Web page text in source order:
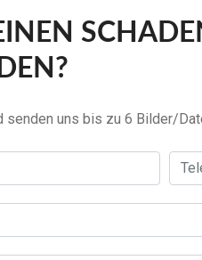
senden uns bis zu 6 Bilder/